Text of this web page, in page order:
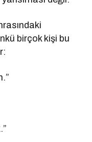
birçok kişi bu